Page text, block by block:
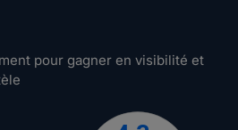
pour gagner en visibilité et